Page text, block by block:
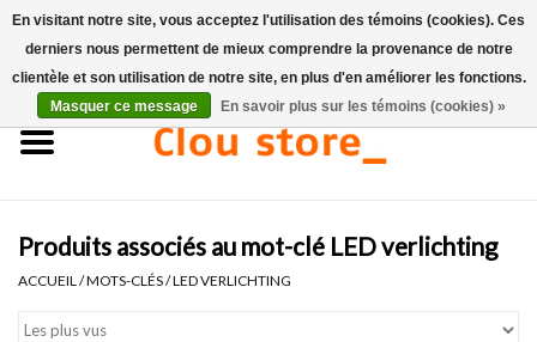
Accueil
Ensembles de lave-mains
Produits associés au mot-clé LED verlichting
ACCUEIL /MOTS-CLÉS/LED VERLICHTING
En visitant notre site, vous acceptez l'utilisation des témoins (cookies). Ces
derniers nous permettent de mieux comprendre la provenance de notre
clientèle et son utilisation de notre site, en plus d'en améliorer les fonctions.
Masquer ce message
En savoir plus sur les témoins (cookies) »